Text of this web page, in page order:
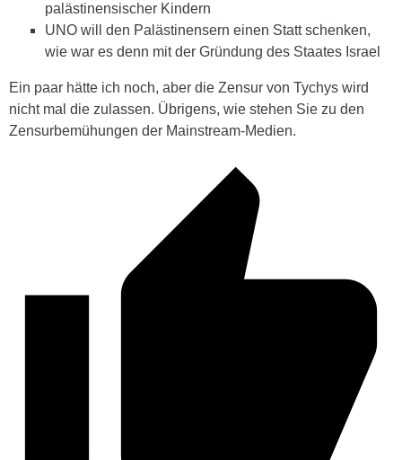
palästinensischer Kindern
UNO will den Palästinensern einen Statt schenken,
wie war es denn mit der Gründung des Staates Israel
Ein paar hätte ich noch, aber die Zensur von Tychys wird
nicht mal die zulassen. Übrigens, wie stehen Sie zu den
Zensurbemühungen der Mainstream-Medien.